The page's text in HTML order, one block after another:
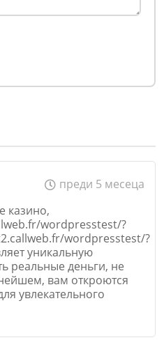
преди 5 месеца
казино,
wordpresstest/?
wordpresstest/?
уникальную
реальные деньги, не
вам откроются
увлекательного